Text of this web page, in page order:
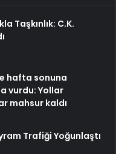
Taşkınlık: C.K.
hafta sonuna
vurdu: Yollar
mahsur kaldı
Trafiği Yoğunlaştı